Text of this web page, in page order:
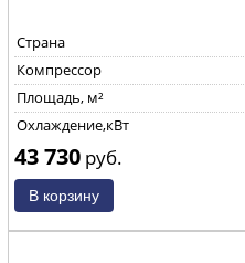
Страна
Компрессор
Площадь, м²
Охлаждение,кВт
43 730 руб.